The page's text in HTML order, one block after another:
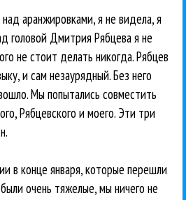
аранжировками, я не видела, я
головой Дмитрия Рябцева я не
не стоит делать никогда. Рябцев
и сам незаурядный. Без него
Мы попытались совместить
Рябцевского и моего. Эти три
в конце января, которые перешли
очень тяжелые, мы ничего не